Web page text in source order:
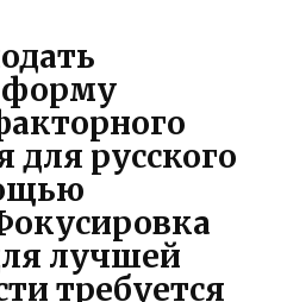
для русского
лучшей
требуется